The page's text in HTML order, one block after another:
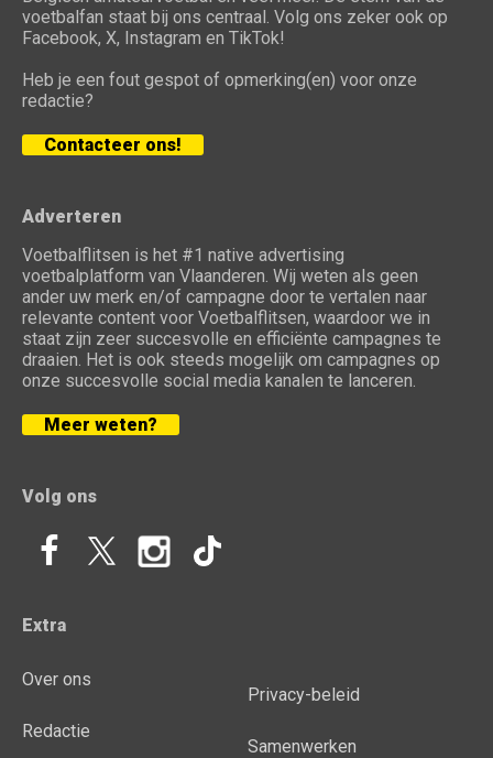
voetbalfan staat bij ons centraal. Volg ons zeker ook op
Facebook, X, Instagram en TikTok!
Heb je een fout gespot of opmerking(en) voor onze
redactie?
Contacteer ons!
Adverteren
Voetbalflitsen is het #1 native advertising
voetbalplatform van Vlaanderen. Wij weten als geen
ander uw merk en/of campagne door te vertalen naar
relevante content voor Voetbalflitsen, waardoor we in
staat zijn zeer succesvolle en efficiënte campagnes te
draaien. Het is ook steeds mogelijk om campagnes op
onze succesvolle social media kanalen te lanceren.
Meer weten?
Volg ons
Extra
Over ons
Redactie
Privacy-beleid
Samenwerken